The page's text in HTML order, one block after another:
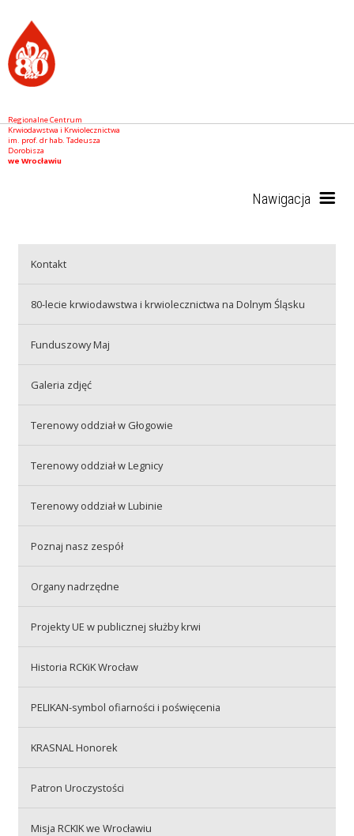
Regionalne Centrum
Krwiodawstwa i Krwiolecznictwa
im. prof. dr hab. Tadeusza
Dorobisza
we Wrocławiu
Nawigacja
Akcje wyjazdowe
Szkolenia
Praca
Kontakt
80-lecie krwiodawstwa i krwiolecznictwa na Dolnym Śląsku
Funduszowy Maj
Galeria zdjęć
Terenowy oddział w Głogowie
Terenowy oddział w Legnicy
Terenowy oddział w Lubinie
Poznaj nasz zespół
Organy nadrzędne
Projekty UE w publicznej służby krwi
Historia RCKiK Wrocław
PELIKAN-symbol ofiarności i poświęcenia
KRASNAL Honorek
Patron Uroczystości
Misja RCKIK we Wrocławiu